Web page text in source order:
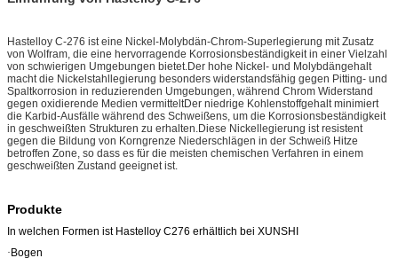
Hastelloy C-276 ist eine Nickel-Molybdän-Chrom-Superlegierung mit Zusatz
von Wolfram, die eine hervorragende Korrosionsbeständigkeit in einer Vielzahl
von schwierigen Umgebungen bietet.Der hohe Nickel- und Molybdängehalt
macht die Nickelstahllegierung besonders widerstandsfähig gegen Pitting- und
Spaltkorrosion in reduzierenden Umgebungen, während Chrom Widerstand
gegen oxidierende Medien vermitteltDer niedrige Kohlenstoffgehalt minimiert
die Karbid-Ausfälle während des Schweißens, um die Korrosionsbeständigkeit
in geschweißten Strukturen zu erhalten.Diese Nickellegierung ist resistent
gegen die Bildung von Korngrenze Niederschlägen in der Schweiß Hitze
betroffen Zone, so dass es für die meisten chemischen Verfahren in einem
geschweißten Zustand geeignet ist.
Produkte
In welchen Formen ist Hastelloy C276 erhältlich bei XUNSHI
·Bogen